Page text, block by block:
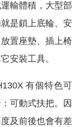
輸體積，大型部
是鎖上底輪、安
置座墊、插上椅
安裝工具。
有個特色可
可動式扶把。因
及前後也會有差